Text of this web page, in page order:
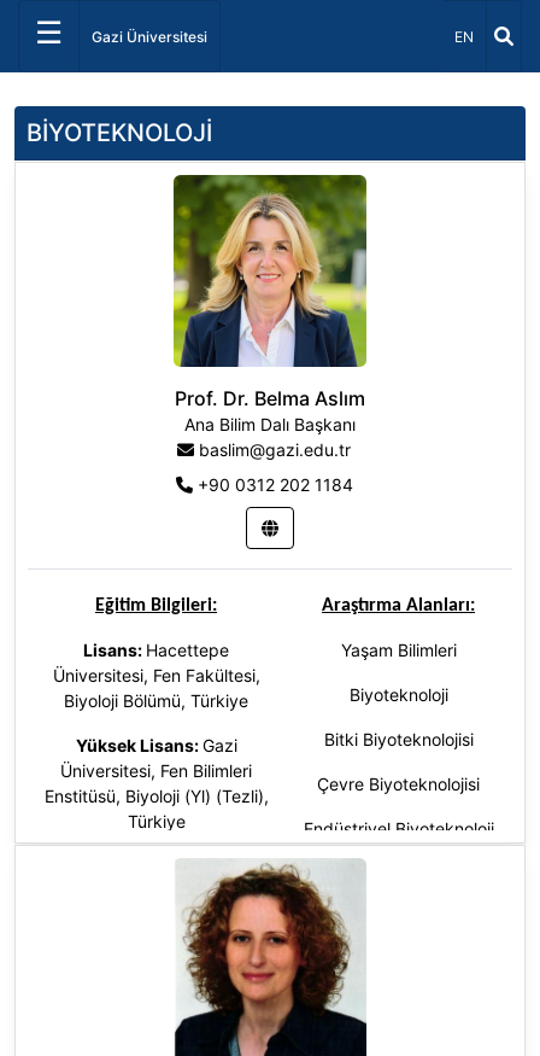
☰ Gazi Üniversitesi Dil Seçiniz
EN
BİYOTEKNOLOJİ
Prof. Dr. Belma Aslım
Ana Bilim Dalı Başkanı
baslim@gazi.edu.tr
+90 0312 202 1184
Eğitim Bilgileri: Araştırma Alanları:
Lisans: Hacettepe
Üniversitesi, Fen Fakültesi,
Biyoloji Bölümü, Türkiye
Yüksek Lisans:Gazi
Üniversitesi, Fen Bilimleri
Enstitüsü, Biyoloji (Yl) (Tezli),
Türkiye
Gazi Üniversitesi,
Fen Bilimleri Enstitüsü, Biyoloji
(Dr), Türkiye
Yaşam Bilimleri
Biyoteknoloji
Bitki Biyoteknolojisi
Çevre Biyoteknolojisi
Endüstriyel Biyoteknoloji
Mikrobiyal Biyoteknoloji
Moleküler Biyoloji ve